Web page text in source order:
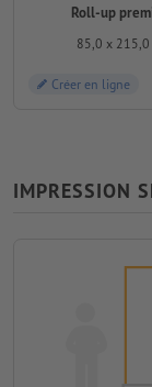
Roll-up
85,0 x 215,0
Créer en ligne
IMPRESSION